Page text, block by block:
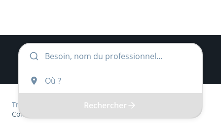
Rechercher
Trouver Pays de la Loire
Vendée
Commissaire-de-justice